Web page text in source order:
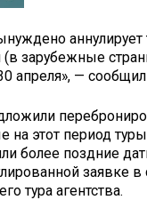
(в зарубежные
апреля», —
на этот период
более поздние
заявке в
тура агентства.